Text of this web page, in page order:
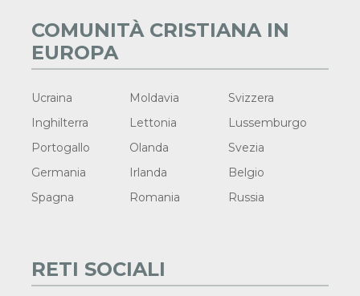
COMUNITÀ CRISTIANA IN
EUROPA
Ucraina Moldavia
Svizzera
Inghilterra
Lettonia
Lussemburgo
Portogallo
Olanda
Svezia
Germania
Irlanda
Belgio
Spagna
Romania Russia
RETI SOCIALI